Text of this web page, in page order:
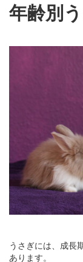
年齢別
うさぎには、成長
あります。